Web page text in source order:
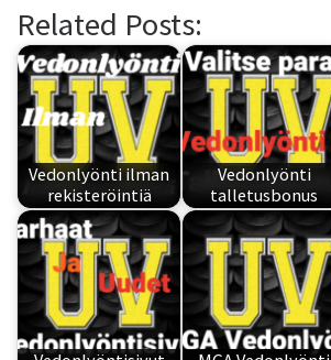
Related Posts:
Vedonlyönti ilman
rekisteröintiä
Vedonlyönti
talletusbonus